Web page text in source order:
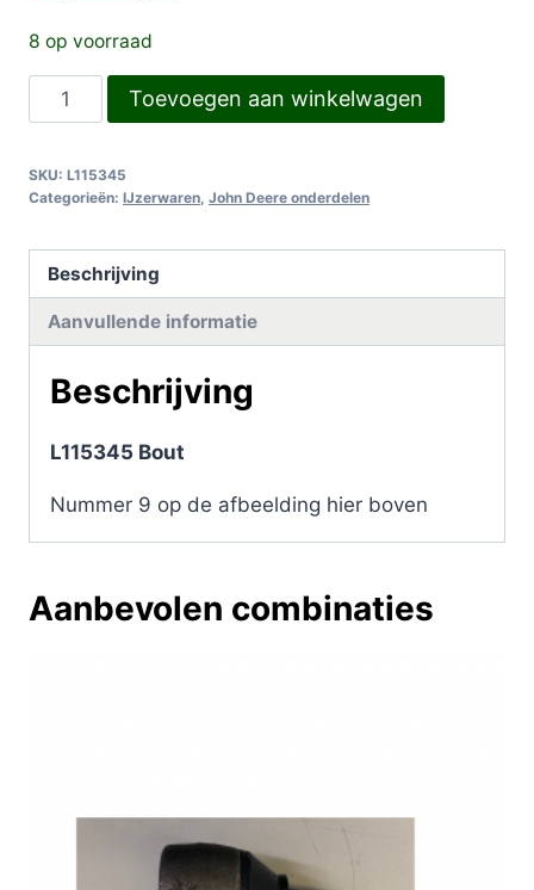
8 op voorraad
L115345
Bout
Toevoegen aan winkelwagen
SKU: L115345
Categorieën: IJzerwaren John Deere onderdelen
Beschrijving
Aanvullende informatie
Beschrijving
L115345 Bout
Nummer 9 op de afbeelding hier boven
Aanbevolen combinaties